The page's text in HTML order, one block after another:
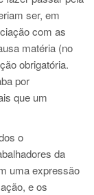
ser, em
com as
matéria (no
obrigatória.
por
que um
o
da
uma expressão
e os